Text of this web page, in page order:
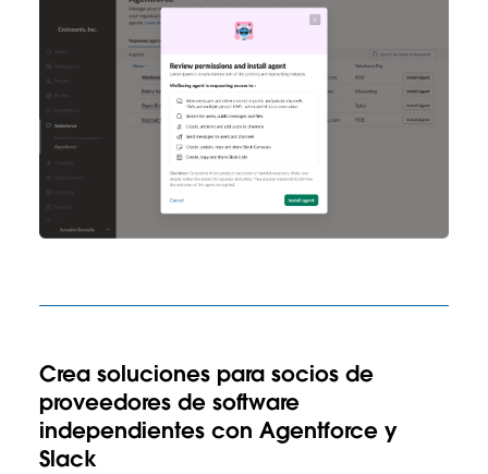
Crea soluciones para socios de
proveedores de software
independientes con Agentforce y
Slack